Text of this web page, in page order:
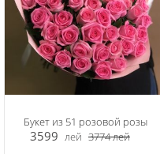
Букет из 51 розовой розы
3599 лей 3774лей